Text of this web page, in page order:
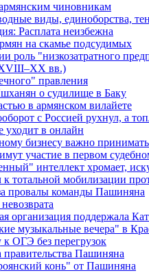
чиновникам
виды, единоборства,
Расплата неизбежна
на скамье подсудимых
"низкозатратного
вв.)
правления
о судилище в Баку
в армянском вилайете
с Россией рухнул, а
уходит в онлайн
бизнесу важно
участие в первом
интеллект хромает,
мобилизации
провалы команды Пашиняна
организация поддержала
музыкальные вечера" в
ОГЭ без перегрузок
правительства Пашиняна
конь" от Пашиняна